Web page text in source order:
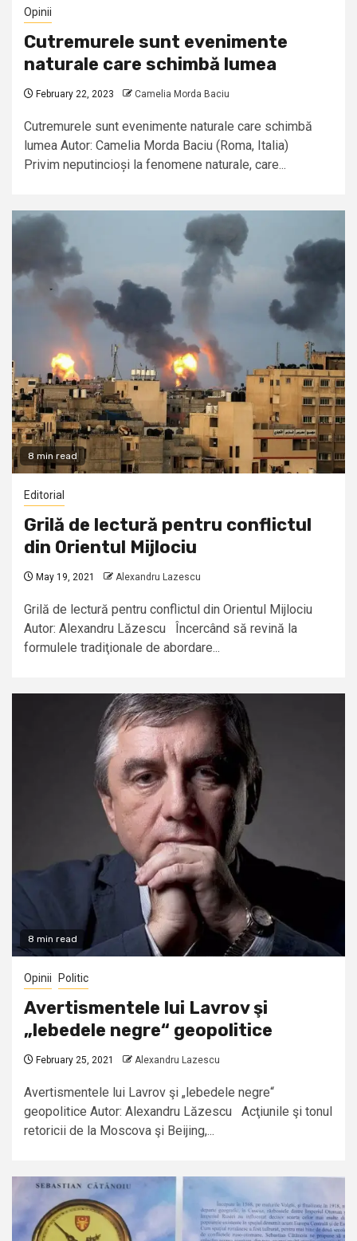
Opinii
Cutremurele sunt evenimente
naturale care schimbă lumea
February 22, 2023 Camelia Morda Baciu
Cutremurele sunt evenimente naturale care schimbă
lumea Autor: Camelia Morda Baciu (Roma, Italia)
Privim neputincioși la fenomene naturale, care...
8 min read
Editorial
Grilă de lectură pentru conflictul
din Orientul Mijlociu
May 19, 2021 Alexandru Lazescu
Grilă de lectură pentru conflictul din Orientul Mijlociu
Autor: Alexandru Lăzescu Încercând să revină la
formulele tradiţionale de abordare...
8 min read
Opinii Politic
Avertismentele lui Lavrov şi
„lebedele negre“ geopolitice
February 25, 2021 Alexandru Lazescu
Avertismentele lui Lavrov şi „lebedele negre“
geopolitice Autor: Alexandru Lăzescu Acţiunile şi tonul
retoricii de la Moscova şi Beijing,...